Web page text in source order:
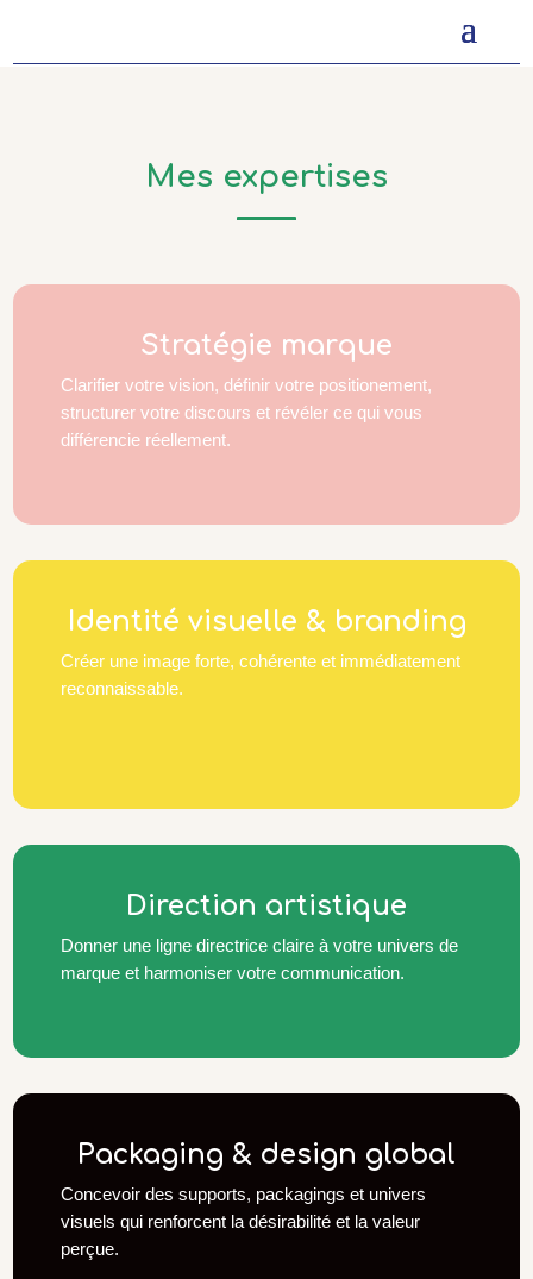
Mes expertises
Stratégie marque
Clarifier votre vision, définir votre positionement,
structurer votre discours et révéler ce qui vous
différencie réellement.
Identité visuelle & branding
Créer une image forte, cohérente et immédiatement
reconnaissable.
Direction artistique
Donner une ligne directrice claire à votre univers de
marque et harmoniser votre communication.
Packaging & design global
Concevoir des supports, packagings et univers
visuels qui renforcent la désirabilité et la valeur
perçue.